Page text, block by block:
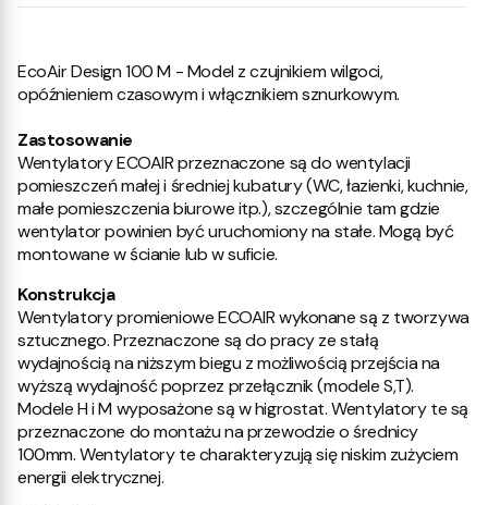
EcoAir Design 100 M -Model z czujnikiem wilgoci,
opóźnieniem czasowym i włącznikiem sznurkowym.
Zastosowanie
Wentylatory ECOAIR przeznaczone są do wentylacji
pomieszczeń małej i średniej kubatury (WC, łazienki, kuchnie,
małe pomieszczenia biurowe itp.), szczególnie tam gdzie
wentylator powinien być uruchomiony na stałe. Mogą być
montowane w ścianie lub w suficie.
Konstrukcja
Wentylatory promieniowe ECOAIR wykonane są z tworzywa
sztucznego. Przeznaczone są do pracy ze stałą
wydajnością na niższym biegu z możliwością przejścia na
wyższą wydajność poprzez przełącznik (modele S,T).
Modele H i M wyposażone są w higrostat. Wentylatory te są
przeznaczone do montażu na przewodzie o średnicy
100mm. Wentylatory te charakteryzują się niskim zużyciem
energii elektrycznej.